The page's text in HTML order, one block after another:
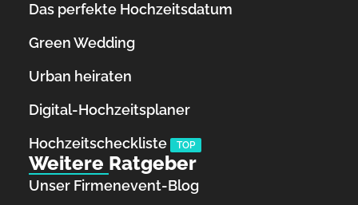
Das perfekte Hochzeitsdatum
Green Wedding
Urban heiraten
Digital-Hochzeitsplaner
Hochzeits­checkliste
TOP
Weitere Ratgeber
Unser Firmenevent-Blog